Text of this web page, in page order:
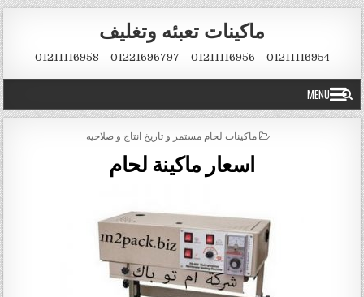
Skip to content
ماكينات تعبئه وتغليف
01211116954 – 01211116956 – 01221696797 – 01211116958
MENU
POSTED IN
ماكينات لحام مستمر و تاريخ انتاج و صلاحيه
اسعار ماكينة لحام